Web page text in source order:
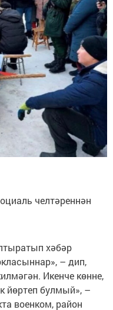
челтәреннән
хәбәр
– дип,
Икенче көнне,
йөртеп булмый», –
военком, район